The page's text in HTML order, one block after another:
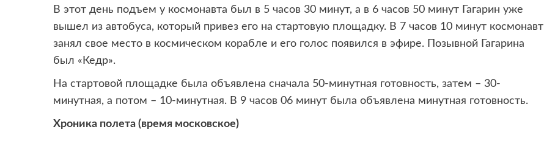
В этот день подъем у космонавта был в 5 часов 30 минут, а в 6 часов 50 минут Гагарин уже
вышел из автобуса, который привез его на стартовую площадку. В 7 часов 10 минут космонавт
занял свое место в космическом корабле и его голос появился в эфире. Позывной Гагарина
был «Кедр».
На стартовой площадке была объявлена сначала 50-минутная готовность, затем – 30-
минутная, а потом – 10-минутная. В 9 часов 06 минут была объявлена минутная готовность.
Хроника полета (время московское)